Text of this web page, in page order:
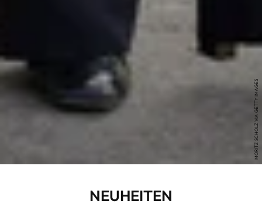
MORITZ SCHOLZ VIA GETTY IMAGES
NEUHEITEN